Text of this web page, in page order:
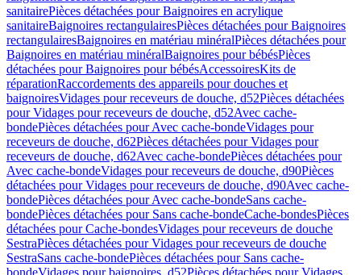
sanitairePièces détachées pour Baignoires en acrylique
sanitaireBaignoires rectangulairesPièces détachées pour Baignoires
rectangulairesBaignoires en matériau minéralPièces détachées pour
Baignoires en matériau minéralBaignoires pour bébésPièces
détachées pour Baignoires pour bébésAccessoiresKits de
réparationRaccordements des appareils pour douches et
baignoiresVidages pour receveurs de douche, d52Pièces détachées
pour Vidages pour receveurs de douche, d52Avec cache-
bondePièces détachées pour Avec cache-bondeVidages pour
receveurs de douche, d62Pièces détachées pour Vidages pour
receveurs de douche, d62Avec cache-bondePièces détachées pour
Avec cache-bondeVidages pour receveurs de douche, d90Pièces
détachées pour Vidages pour receveurs de douche, d90Avec cache-
bondePièces détachées pour Avec cache-bondeSans cache-
bondePièces détachées pour Sans cache-bondeCache-bondesPièces
détachées pour Cache-bondesVidages pour receveurs de douche
SestraPièces détachées pour Vidages pour receveurs de douche
SestraSans cache-bondePièces détachées pour Sans cache-
bondeVidages pour baignoires, d52Pièces détachées pour Vidages